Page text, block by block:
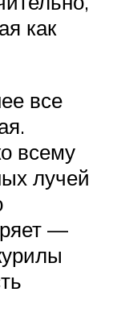
как
все
всему
лучей
—